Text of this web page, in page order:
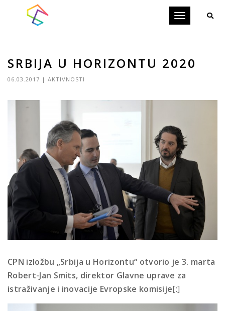
Toggle
SRBIJA U HORIZONTU 2020
06.03.2017 | AKTIVNOSTI
CPN izložbu „Srbija u Horizontu“ otvorio je 3. marta
Robert-Jan Smits, direktor Glavne uprave za
istraživanje i inovacije Evropske komisije[:]